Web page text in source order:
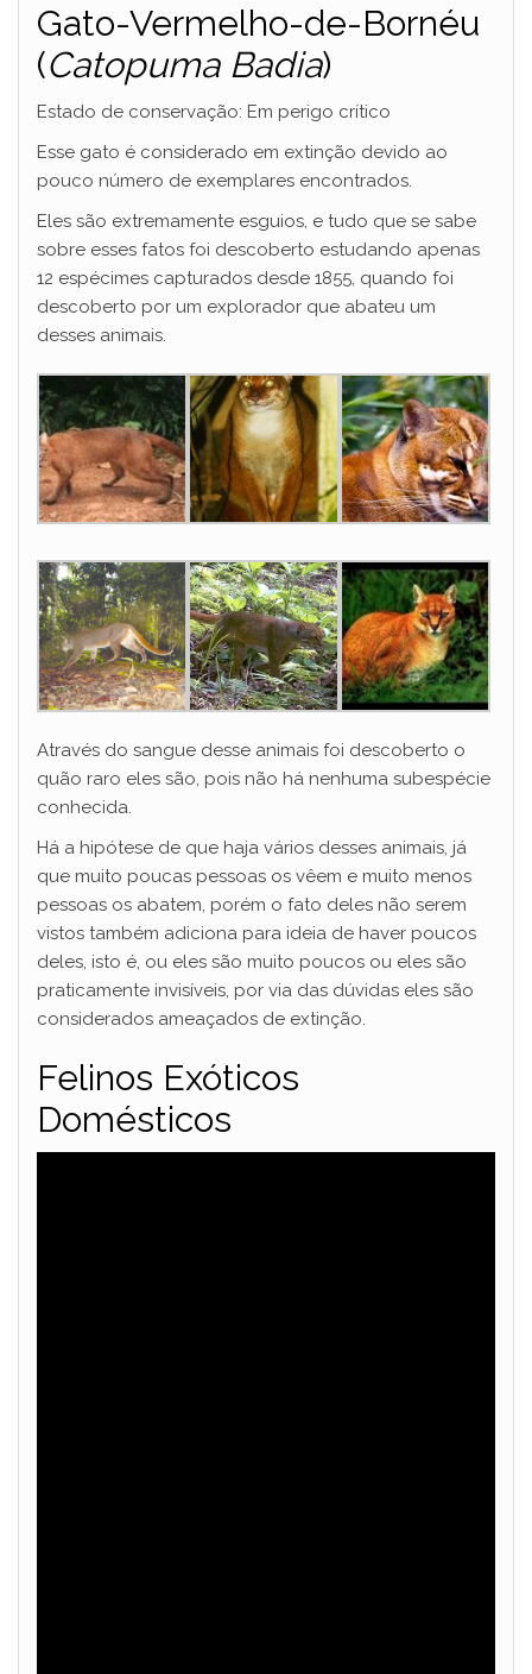
Gato-Vermelho-de-Bornéu
(Catopuma Badia)
Estado de conservação: Em perigo crítico
Esse gato é considerado em extinção devido ao
pouco número de exemplares encontrados.
Eles são extremamente esguios, e tudo que se sabe
sobre esses fatos foi descoberto estudando apenas
12 espécimes capturados desde 1855, quando foi
descoberto por um explorador que abateu um
desses animais.
Através do sangue desse animais foi descoberto o
quão raro eles são, pois não há nenhuma subespécie
conhecida.
Há a hipótese de que haja vários desses animais, já
que muito poucas pessoas os vêem e muito menos
pessoas os abatem, porém o fato deles não serem
vistos também adiciona para ideia de haver poucos
deles, isto é, ou eles são muito poucos ou eles são
praticamente invisíveis, por via das dúvidas eles são
considerados ameaçados de extinção.
Felinos Exóticos
Domésticos